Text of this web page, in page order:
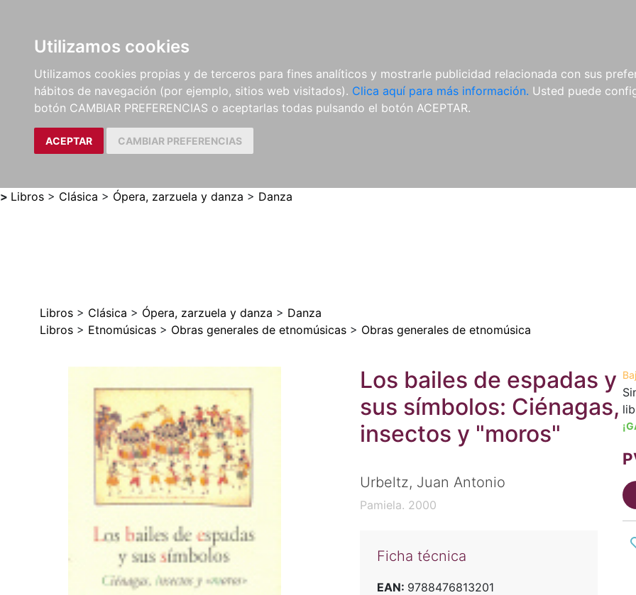
Utilizamos cookies
Utilizamos cookies propias y de terceros para fines analíticos y mostrarle publicidad relacionada con sus
hábitos de navegación (por ejemplo, sitios web visitados). Clica aquí para más información. Usted puede
botón CAMBIAR PREFERENCIAS o aceptarlas todas pulsando el botón ACEPTAR.
ACEPTAR CAMBIAR PREFERENCIAS
LIBROS
MÉTODOS Y
EJERCICIOS
PARTITURAS Y EDICIONES
CRÍTICAS
REVISTAS
CDS Y
DVDS
MATERIAL
COMPLEMENTARIO
> Libros > Clásica > Ópera, zarzuela y danza > Danza
Libros > Clásica > Ópera, zarzuela y danza > Danza
Libros > Etnomúsicas > Obras generales de etnomúsicas > Obras generales de etnomúsica
Los bailes de espadas y
sus símbolos: Ciénagas,
insectos y "moros"
Urbeltz, Juan Antonio
Pamiela. 2000
Ficha técnica
EAN: 9788476813201